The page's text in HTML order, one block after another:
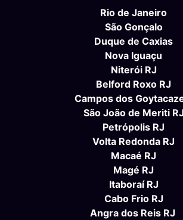
Rio de Janeiro
São Gonçalo
Duque de Caxias
Nova Iguaçu
Niterói RJ
Belford Roxo RJ
Campos dos
São João de Meriti RJ
Petrópolis RJ
Volta Redonda RJ
Macaé RJ
Magé RJ
Itaboraí RJ
Cabo Frio RJ
Angra dos Reis RJ